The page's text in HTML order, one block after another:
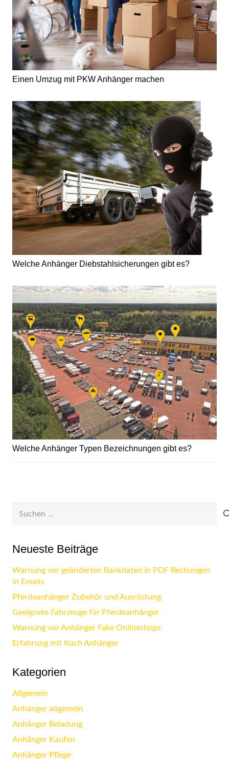
Einen Umzug mit PKW Anhänger machen
Welche Anhänger Diebstahlsicherungen gibt es?
Welche Anhänger Typen Bezeichnungen gibt es?
Suchen
Neueste Beiträge
Warnung vor geänderten Bankdaten in PDF Rechungen
in Emails
Pferdeanhänger Zubehör und Ausrüstung
Geeignete Fahrzeuge für Pferdeanhänger
Warnung vor Anhänger Fake Onlineshops
Erfahrung mit Koch Anhänger
Kategorien
Allgemein
Anhänger allgemein
Anhänger Beladung
Anhänger Kaufen
Anhänger Pflege